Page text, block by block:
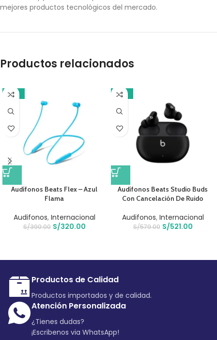
mejores productos tecnológicos del mercado.
Productos relacionados
-18%
Audífonos Beats Flex – Azul
Flama
Audifonos, Internacional
S/390.00 S/320.00
-10%
Audífonos Beats Studio Buds
Con Cancelación De Ruido
Audifonos, Internacional
S/579.00 S/521.00
Productos de Calidad
Productos importados y de calidad.
Atención Personalizada
¿Tienes dudas?
¡Escribenos via WhatsApp!